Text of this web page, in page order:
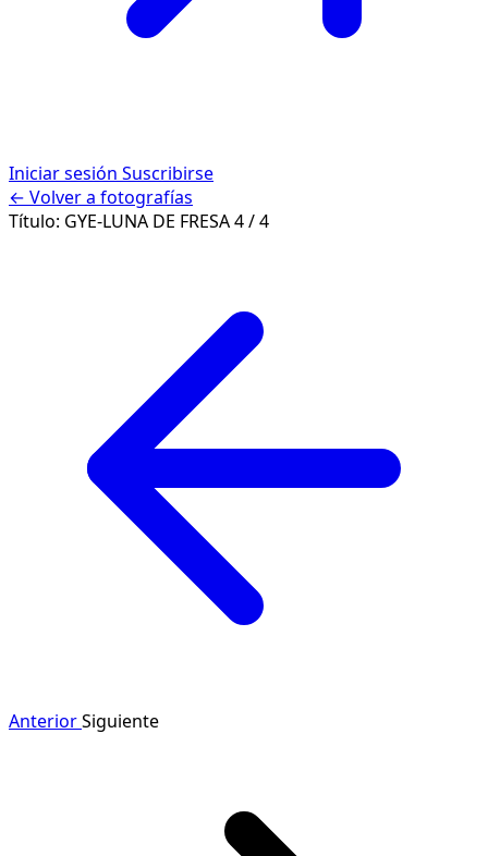
Iniciar sesión Suscribirse
← Volver a fotografías
Título: GYE-LUNA DE FRESA4 / 4
AnteriorSiguiente